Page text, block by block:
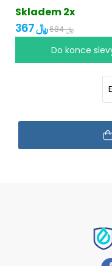
Skladem 2x
367 ﷼ 684 ﷼
Do konce